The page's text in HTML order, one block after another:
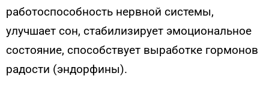
работоспособность нервной системы,
улучшает сон, стабилизирует эмоциональное
состояние, способствует выработке гормонов
радости (эндорфины).